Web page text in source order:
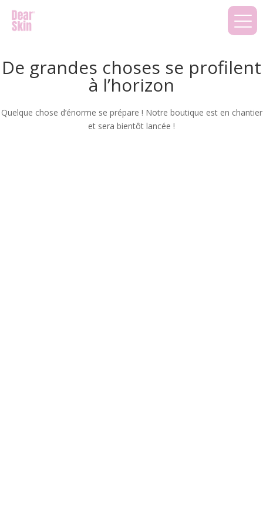
De grandes choses se profilent
à l’horizon
Quelque chose d’énorme se prépare ! Notre boutique est en chantier
et sera bientôt lancée !